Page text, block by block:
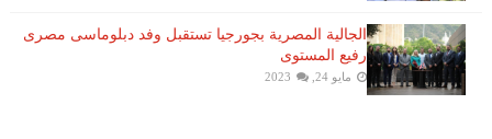
الجالية المصرية بجورجيا تستقبل وفد دبلوماسى مصرى
رفيع المستوى
مايو 24, 2023